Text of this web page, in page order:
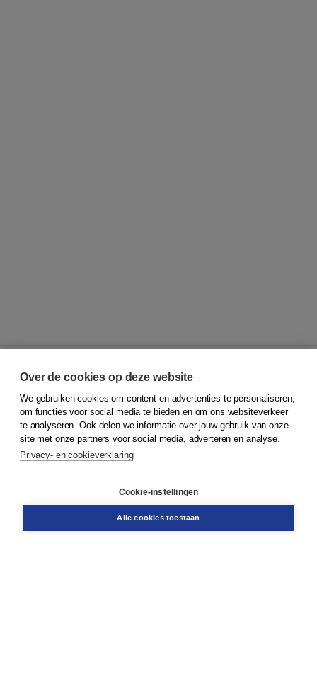
© 2026Koninklijke Boom uitgevers
Klantenservice
Service & informatie
Contact
Over de cookies op deze website
We gebruiken cookies om content en advertenties te personaliseren,
om functies voor social media te bieden en om ons websiteverkeer
te analyseren. Ook delen we informatie over jouw gebruik van onze
site met onze partners voor social media, adverteren en analyse.
Privacy- en cookieverklaring
Cookie-instellingen
Alle cookies toestaan